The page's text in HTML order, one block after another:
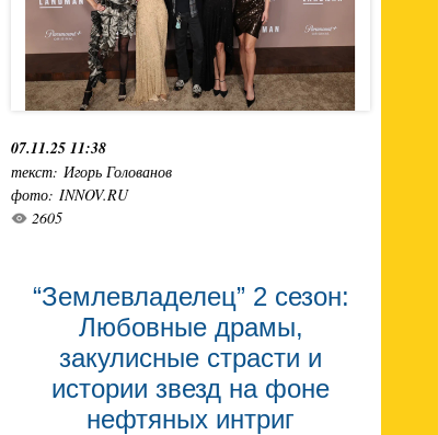
07.11.25 11:38
текст: Игорь Голованов
фото: INNOV.RU
2605
“Землевладелец” 2 сезон:
Любовные драмы,
закулисные страсти и
истории звезд на фоне
нефтяных интриг